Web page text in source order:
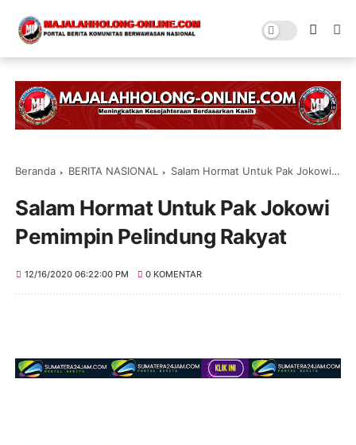
Beranda BERITA NASIONAL Salam Hormat Untuk Pak Jokowi Pemimpin Pelindung Rakyat
Salam Hormat Untuk Pak Jokowi
Pemimpin Pelindung Rakyat
12/16/2020 06:22:00 PM 0 KOMENTAR